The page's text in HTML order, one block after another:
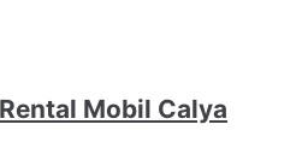
Mobil Calya